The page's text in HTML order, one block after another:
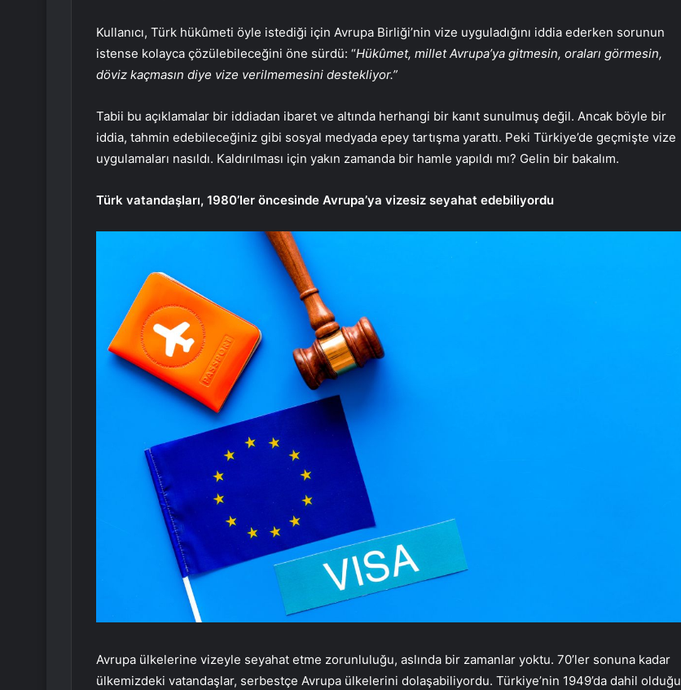
Kullanıcı, Türk hükûmeti öyle istediği için Avrupa Birliği’nin vize uyguladığını iddia ederken sorunun
istense kolayca çözülebileceğini öne sürdü: “Hükûmet, millet Avrupa’ya gitmesin, oraları görmesin,
döviz kaçmasın diye vize verilmemesini destekliyor.”
Tabii bu açıklamalar bir iddiadan ibaret ve altında herhangi bir kanıt sunulmuş değil. Ancak böyle bir
iddia, tahmin edebileceğiniz gibi sosyal medyada epey tartışma yarattı. Peki Türkiye’de geçmişte vize
uygulamaları nasıldı. Kaldırılması için yakın zamanda bir hamle yapıldı mı? Gelin bir bakalım.
Türk vatandaşları, 1980’ler öncesinde Avrupa’ya vizesiz seyahat edebiliyordu
Avrupa ülkelerine vizeyle seyahat etme zorunluluğu, aslında bir zamanlar yoktu. 70’ler sonuna kadar
ülkemizdeki vatandaşlar, serbestçe Avrupa ülkelerini dolaşabiliyordu. Türkiye’nin 1949’da dahil olduğu